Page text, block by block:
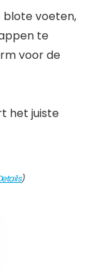
blote voeten,
te
voor de
het juiste
)